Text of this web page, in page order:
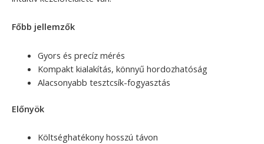
Főbb jellemzők
Gyors és precíz mérés
Kompakt kialakítás, könnyű hordozhatóság
Alacsonyabb tesztcsík-fogyasztás
Előnyök
Költséghatékony hosszú távon